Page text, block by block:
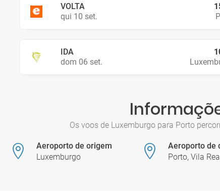
VOLTA
qui 10 set.
IDA
dom 06 set.
Os voos de Luxemburgo para Porto
Aeroporto de origem
Luxemburgo
Aeroporto de
Porto, Vila